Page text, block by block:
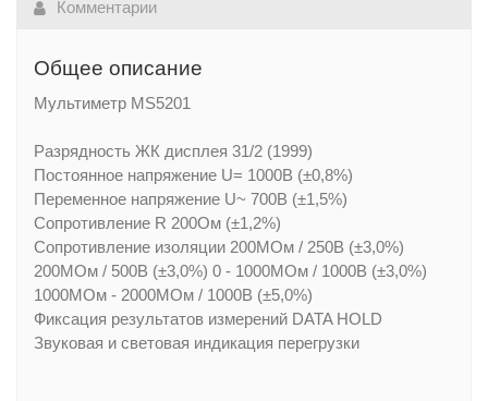
Комментарии
Общее описание
Мультиметр MS5201
Разрядность ЖК дисплея 31/2 (1999)
Постоянное напряжение U= 1000В (±0,8%)
Переменное напряжение U~ 700В (±1,5%)
Сопротивление R 200Ом (±1,2%)
Сопротивление изоляции 200МОм / 250В (±3,0%)
200МОм / 500В (±3,0%) 0 - 1000МОм / 1000В (±3,0%)
1000МОм - 2000МОм / 1000В (±5,0%)
Фиксация результатов измерений DATA HOLD
Звуковая и световая индикация перегрузки